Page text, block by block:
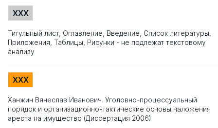
XXX
Титульный лист, Оглавление, Введение, Список литературы,
Приложения, Таблицы, Рисунки - не подлежат текстовому
анализу
XXX
Ханжин Вячеслав Иванович. Уголовно-процессуальный
порядок и организационно-тактические основы наложения
ареста на имущество (Диссертация 2006)